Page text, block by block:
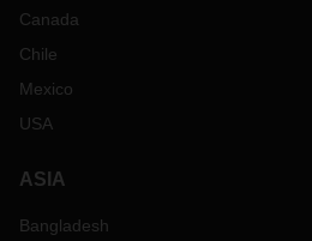
Canada
Chile
Mexico
USA
ASIA
Bangladesh